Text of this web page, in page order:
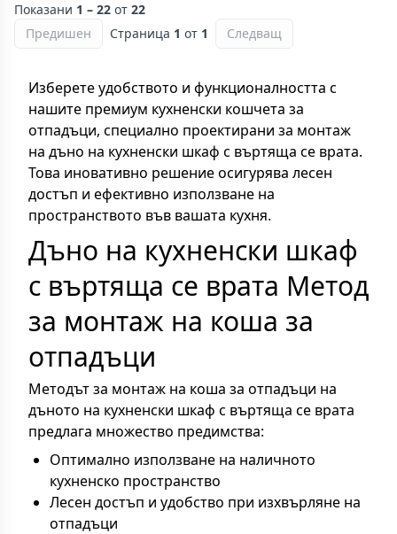
Показани 1 – 22 от 22
Предишен
Страница 1 от 1 Следващ
Изберете удобството и функционалността с
нашите премиум кухненски кошчета за
отпадъци, специално проектирани за монтаж
на дъно на кухненски шкаф с въртяща се врата.
Това иновативно решение осигурява лесен
достъп и ефективно използване на
пространството във вашата кухня.
Дъно на кухненски шкаф
с въртяща се врата Метод
за монтаж на коша за
отпадъци
Методът за монтаж на коша за отпадъци на
дъното на кухненски шкаф с въртяща се врата
предлага множество предимства:
Оптимално използване на наличното
кухненско пространство
Лесен достъп и удобство при изхвърляне на
отпадъци